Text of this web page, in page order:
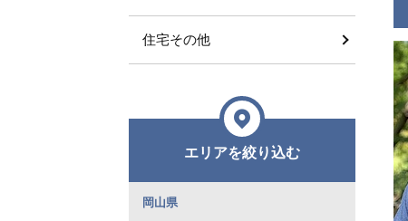
住宅その他
エリアを絞り込む
岡山県